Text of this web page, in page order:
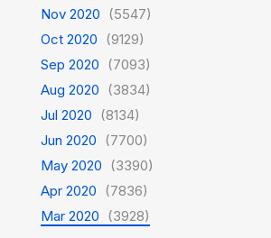
Nov 2020 (5547)
Oct 2020 (9129)
Sep 2020 (7093)
Aug 2020 (3834)
Jul 2020 (8134)
Jun 2020 (7700)
May 2020 (3390)
Apr 2020 (7836)
Mar 2020 (3928)